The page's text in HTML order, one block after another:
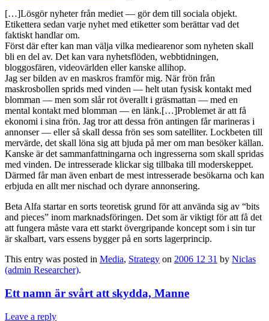
[…]Lösgör nyheter från mediet — gör dem till sociala objekt.
Etikettera sedan varje nyhet med etiketter som berättar vad det
faktiskt handlar om.
Först där efter kan man välja vilka mediearenor som nyheten skall
bli en del av. Det kan vara nyhetsflöden, webbtidningen,
bloggosfären, videovärlden eller kanske allihop.
Jag ser bilden av en maskros framför mig. När frön från
maskrosbollen sprids med vinden — helt utan fysisk kontakt med
blomman — men som slår rot överallt i gräsmattan — med en
mental kontakt med blomman — en länk.[…]Problemet är att få
ekonomi i sina frön. Jag tror att dessa frön antingen får marineras i
annonser — eller så skall dessa frön ses som satelliter. Lockbeten till
mervärde, det skall löna sig att bjuda på mer om man besöker källan.
Kanske är det sammanfattningarna och ingresserna som skall spridas
med vinden. De intresserade klickar sig tillbaka till moderskeppet.
Därmed får man även enbart de mest intresserade besökarna och kan
erbjuda en allt mer nischad och dyrare annonsering.
Beta Alfa startar en sorts teoretisk grund för att använda sig av “bits
and pieces” inom marknadsföringen. Det som är viktigt för att få det
att fungera måste vara ett starkt övergripande koncept som i sin tur
är skalbart, vars essens bygger på en sorts lagerprincip.
This entry was posted in Media, Strategy on 2006 12 31 by Niclas
(admin Researcher).
Ett namn är svårt att skydda, Manne
Leave a reply